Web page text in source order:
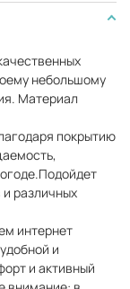
небольшому
Материал
покрытию
Подойдет
различных
интернет
и
и активный